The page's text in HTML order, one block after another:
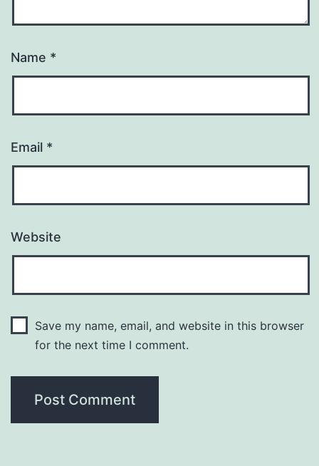
Name *
Email *
Website
Save my name, email, and website in this browser
for the next time I comment.